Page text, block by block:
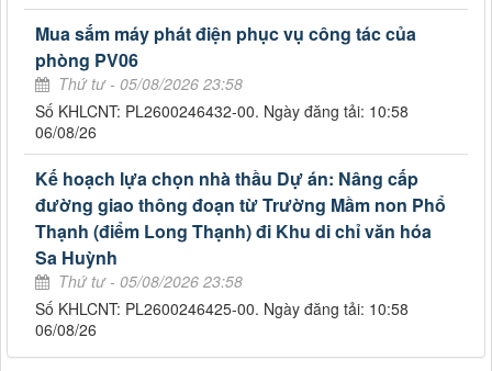
Mua sắm máy phát điện phục vụ công tác của
phòng PV06
Thứ tư - 05/08/2026 23:58
Số KHLCNT: PL2600246432-00. Ngày đăng tải: 10:58
06/08/26
Kế hoạch lựa chọn nhà thầu Dự án: Nâng cấp
đường giao thông đoạn từ Trường Mầm non Phổ
Thạnh (điểm Long Thạnh) đi Khu di chỉ văn hóa
Sa Huỳnh
Thứ tư - 05/08/2026 23:58
Số KHLCNT: PL2600246425-00. Ngày đăng tải: 10:58
06/08/26